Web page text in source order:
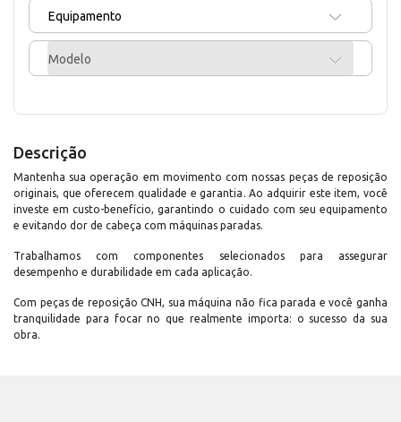
Equipamento
Modelo
Descrição
Mantenha sua operação em movimento com nossas peças de reposição
originais, que oferecem qualidade e garantia. Ao adquirir este item, você
investe em custo-benefício, garantindo o cuidado com seu equipamento
e evitando dor de cabeça com máquinas paradas.
Trabalhamos com componentes selecionados para assegurar
desempenho e durabilidade em cada aplicação.
Com peças de reposição CNH, sua máquina não fica parada e você ganha
tranquilidade para focar no que realmente importa: o sucesso da sua
obra.